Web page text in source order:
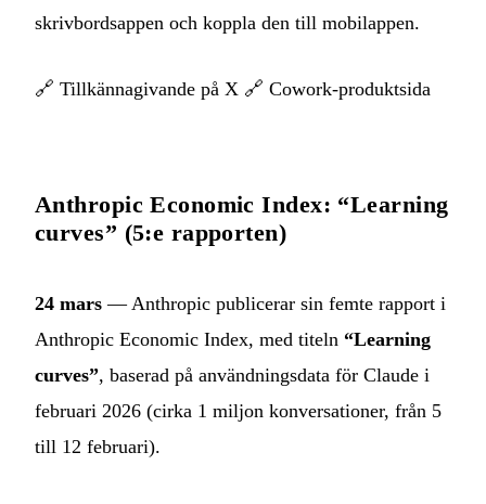
skrivbordsappen och koppla den till mobilappen.
🔗 Tillkännagivande på X 🔗 Cowork-produktsida
Anthropic Economic Index: “Learning
curves” (5:e rapporten)
24 mars — Anthropic publicerar sin femte rapport i
Anthropic Economic Index, med titeln “Learning
curves”, baserad på användningsdata för Claude i
februari 2026 (cirka 1 miljon konversationer, från 5
till 12 februari).